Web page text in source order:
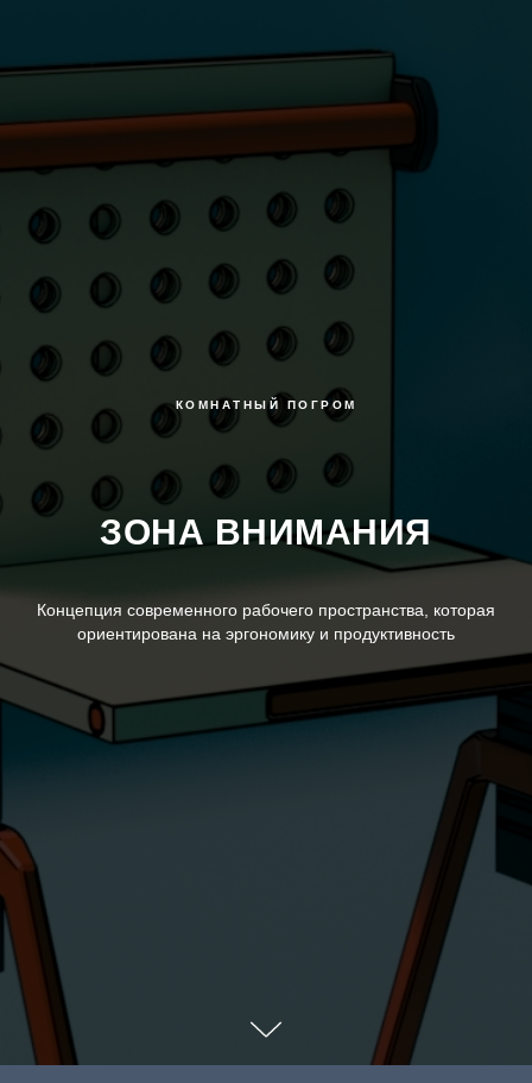
КОМНАТНЫЙ ПОГРОМ
ЗОНА ВНИМАНИЯ
Концепция современного рабочего пространства, которая
ориентирована на эргономику и продуктивность